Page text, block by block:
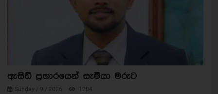
ඇසිඩ් ප්‍රහාරයෙන් සැමියා මරුට
Sunday / 9 / 2026 1284